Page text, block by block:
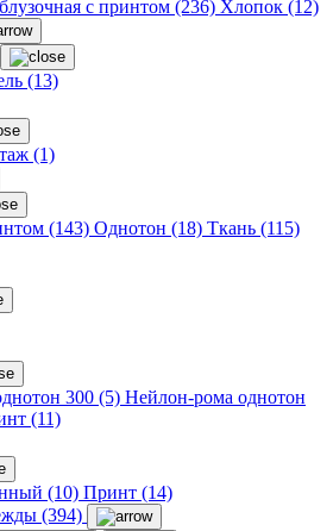
с принтом (236) Хлопок (12)
(13)
(1)
(143) Однотон (18) Ткань (115)
300 (5) Нейлон-рома однотон
(11)
(10) Принт (14)
(394)